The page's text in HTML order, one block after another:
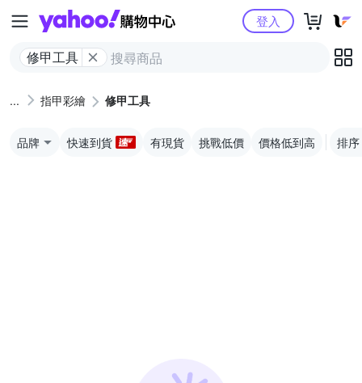
Yahoo購物中心
修甲工具
登入
指甲彩繪 修甲工具
品牌 快速到貨 有現貨 挑戰低價 價格低到高 排序